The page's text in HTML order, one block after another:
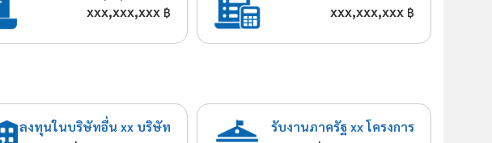
xxx,xxx,xxx ฿ xxx,xxx,xxx ฿
ลงทุนในบริษัทอื่น xx บริษัท รับงานภาครัฐ xx โครงการ